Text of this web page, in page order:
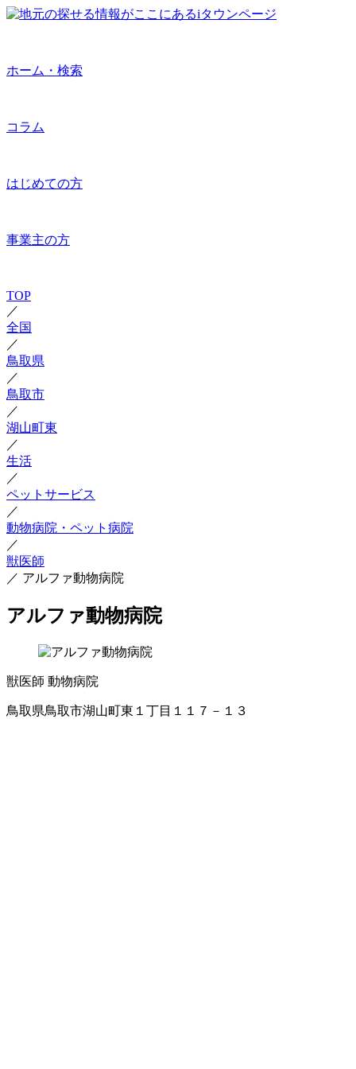
ホーム・検索
コラム
はじめての方
事業主の方
TOP
／
全国
／
鳥取県
／
鳥取市
／
湖山町東
／
生活
／
ペットサービス
／
動物病院・ペット病院
／
獣医師
／ アルファ動物病院
アルファ動物病院
獣医師 動物病院
鳥取県鳥取市湖山町東１丁目１１７－１３